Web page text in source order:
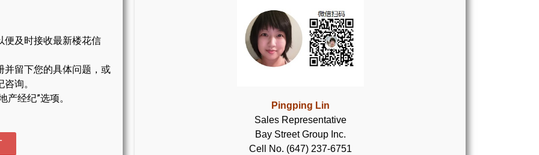
便及时接收最新楼花信
并留下您的具体问题，或
询。
经纪”选项。
Pingping Lin
Sales Representative
Bay Street Group Inc.
Cell No. (647) 237-6751